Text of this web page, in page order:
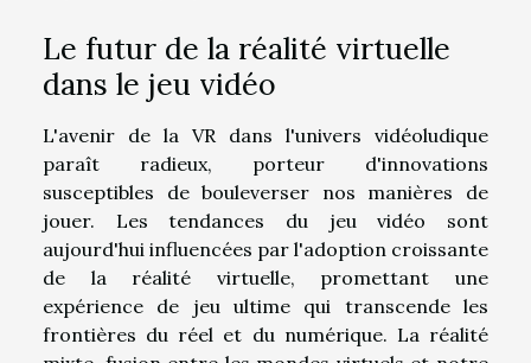
Le futur de la réalité virtuelle
dans le jeu vidéo
L'avenir de la VR dans l'univers vidéoludique
paraît radieux, porteur d'innovations
susceptibles de bouleverser nos manières de
jouer. Les tendances du jeu vidéo sont
aujourd'hui influencées par l'adoption croissante
de la réalité virtuelle, promettant une
expérience de jeu ultime qui transcende les
frontières du réel et du numérique. La réalité